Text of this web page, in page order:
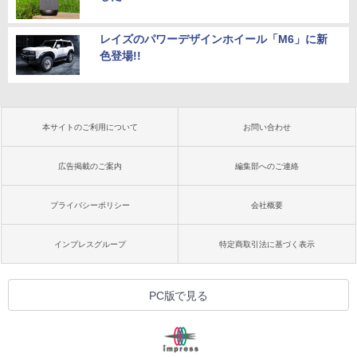
レイズのパワーデザインホイール「M6」に新
色登場!!
本サイトのご利用について お問い合わせ
広告掲載のご案内 編集部へのご連絡
プライバシーポリシー 会社概要
インプレスグループ 特定商取引法に基づく表示
PC版で見る